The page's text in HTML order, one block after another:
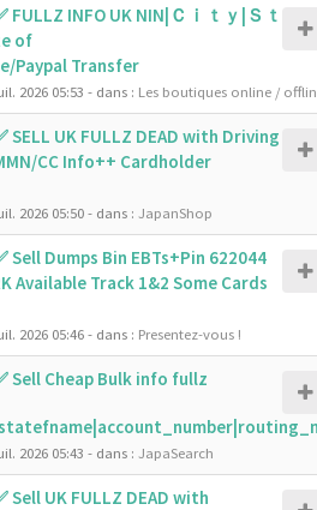
INFO UK NIN|Ｃｉｔｙ|Ｓｔ
of
Paypal Transfer
2026 05:53 - dans : Les boutiques online /
UK FULLZ DEAD with Driving
CC Info++ Cardholder
2026 05:50- dans : JapanShop
Dumps Bin EBTs+Pin 622044
Available Track 1&2 Some Cards
2026 05:46- dans : Presentez-vous !
Sell Cheap Bulk info fullz
2026 05:43 - dans : JapaSearch
UK FULLZ DEAD with